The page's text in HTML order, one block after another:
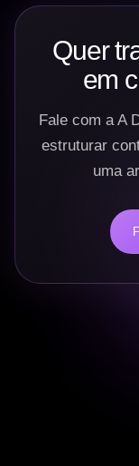
Quer
em
Fale com a A
estruturar
uma